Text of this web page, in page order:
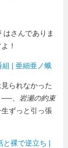
さんでありま
！
組 | 亜細亜ノ蛾
られなかった
、 岩瀬の約束
ずっと引っ張
と裸で逆立ち |